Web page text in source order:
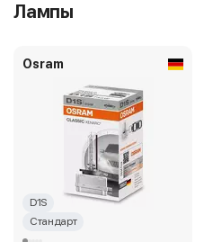
Лампы
Osram
D1S
Стандарт